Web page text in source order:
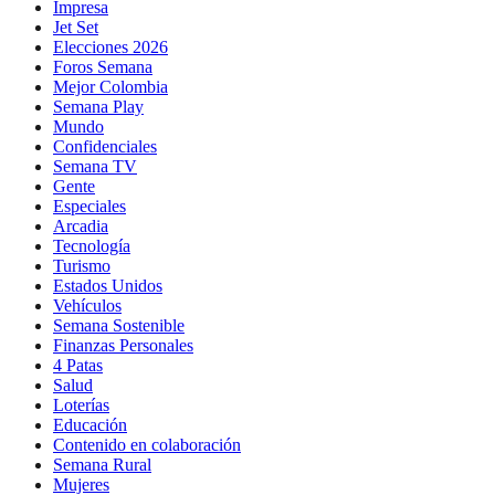
Impresa
Jet Set
Elecciones 2026
Foros Semana
Mejor Colombia
Semana Play
Mundo
Confidenciales
Semana TV
Gente
Especiales
Arcadia
Tecnología
Turismo
Estados Unidos
Vehículos
Semana Sostenible
Finanzas Personales
4 Patas
Salud
Loterías
Educación
Contenido en colaboración
Semana Rural
Mujeres